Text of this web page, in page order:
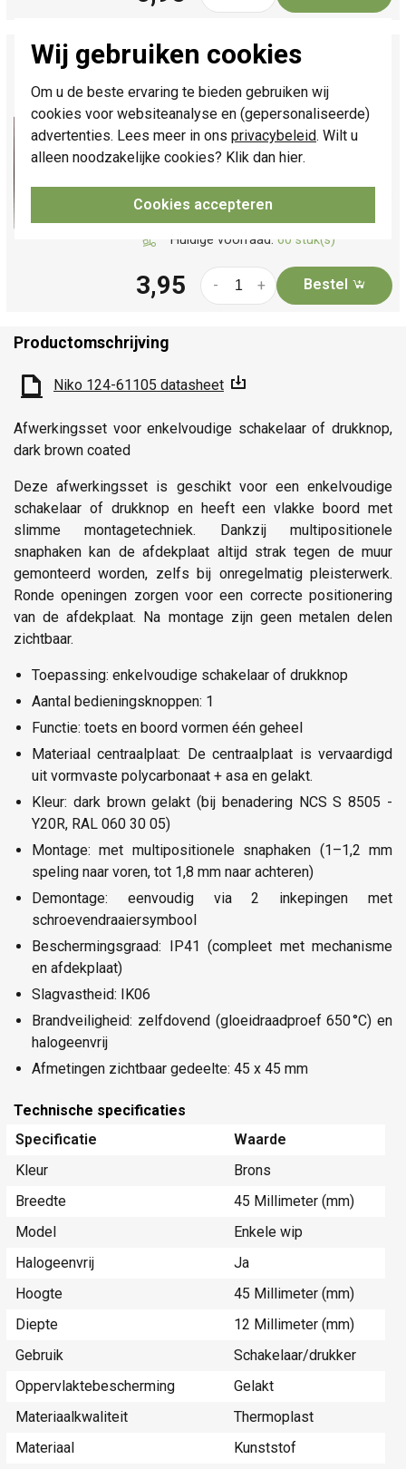
Wij gebruiken cookies
Om u de beste ervaring te bieden gebruiken wij
cookies voor websiteanalyse en (gepersonaliseerde)
advertenties. Lees meer in ons privacybeleid. Wilt u
alleen noodzakelijke cookies? Klik dan hier.
Cookies accepteren
Niko afdekraam 1-voudig Intense dark brown
coated (135-76100)
Enkelvoudig afdekraam, serie: Intense,
afwerkingskleur: dark brown coated.
Afmetingen: 83 x 83 x 8.9 mm.Meer
informatie »
morgen in huis*
Huidige voorraad: 60 stuk(s)
3,95 +
- Bestel
Productomschrijving
Niko 124-61105 datasheet
Afwerkingsset voor enkelvoudige schakelaar of drukknop,
dark brown coated
Deze afwerkingsset is geschikt voor een enkelvoudige
schakelaar of drukknop en heeft een vlakke boord met
slimme montagetechniek. Dankzij multipositionele
snaphaken kan de afdekplaat altijd strak tegen de muur
gemonteerd worden, zelfs bij onregelmatig pleisterwerk.
Ronde openingen zorgen voor een correcte positionering
van de afdekplaat. Na montage zijn geen metalen delen
zichtbaar.
Toepassing: enkelvoudige schakelaar of drukknop
Aantal bedieningsknoppen: 1
Functie: toets en boord vormen één geheel
Materiaal centraalplaat: De centraalplaat is vervaardigd
uit vormvaste polycarbonaat + asa en gelakt.
Kleur: dark brown gelakt (bij benadering NCS S 8505 -
Y20R, RAL 060 30 05)
Montage: met multipositionele snaphaken (1–1,2 mm
speling naar voren, tot 1,8 mm naar achteren)
Demontage: eenvoudig via 2 inkepingen met
schroevendraaiersymbool
Beschermingsgraad: IP41 (compleet met mechanisme
en afdekplaat)
Slagvastheid: IK06
Brandveiligheid: zelfdovend (gloeidraadproef 650 °C) en
halogeenvrij
Afmetingen zichtbaar gedeelte: 45 x 45 mm
Technische specificaties
Specificatie
Waarde
Kleur
Brons
Breedte
45 Millimeter (mm)
Model
Enkele wip
Halogeenvrij
Ja
Hoogte
45 Millimeter (mm)
Diepte
12 Millimeter (mm)
Gebruik
Schakelaar/drukker
Oppervlaktebescherming
Gelakt
Materiaalkwaliteit
Thermoplast
Materiaal
Kunststof